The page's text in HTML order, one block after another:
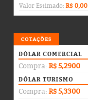
Valor Estimado:R$ 0,00
COTAÇÕES
DÓLAR COMERCIAL
Compra: R$ 5,2900
DÓLAR TURISMO
Compra: R$ 5,3300